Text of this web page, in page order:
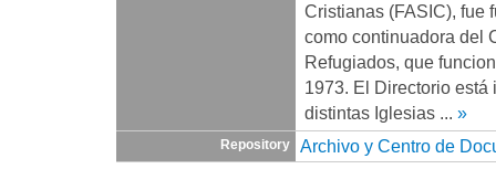
Cristianas (FASIC), fue
como continuadora del
Refugiados, que
1973. El Directorio está
distintas Iglesias ... »
Repository Archivo y Centro de